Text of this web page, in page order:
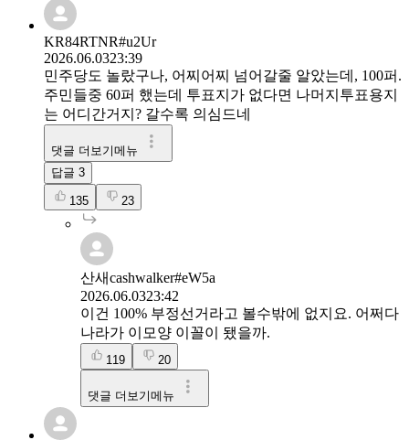
KR84RTNR#u2Ur
2026.06.0323:39
민주당도 놀랐구나, 어찌어찌 넘어갈줄 알았는데, 100퍼.
주민들중 60퍼 했는데 투표지가 없다면 나머지투표용지
는 어디간거지? 갈수록 의심드네
댓글 더보기메뉴
답글 3
135 23
산새cashwalker#eW5a
2026.06.0323:42
이건 100% 부정선거라고 볼수밖에 없지요. 어쩌다
나라가 이모양 이꼴이 됐을까.
119 20
댓글 더보기메뉴